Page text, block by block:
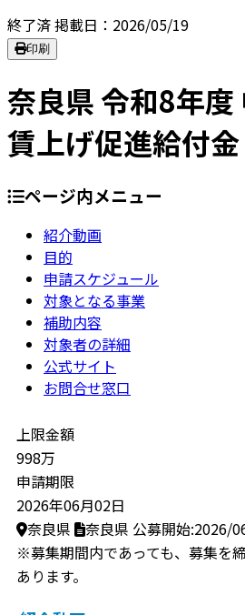
終了済掲載日：2026/05/19
印刷
奈良県 令和8年度
賃上げ促進給付金
ページ内メニュー
紹介動画
目的
申請スケジュール
対象となる事業
補助内容
対象者の詳細
公式サイト
お問合せ窓口
上限金額
998万
申請期限
2026年06月02日
奈良県
奈良県 公募開始:2026/
※募集期間内であっても、募集を
あります。